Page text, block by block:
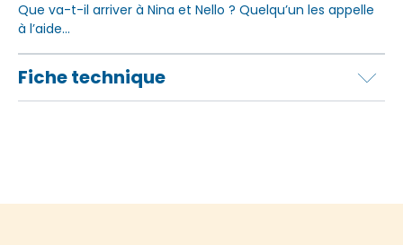
Que va-t-il arriver à Nina et Nello ? Quelqu’un les appelle
à l’aide…
Fiche technique